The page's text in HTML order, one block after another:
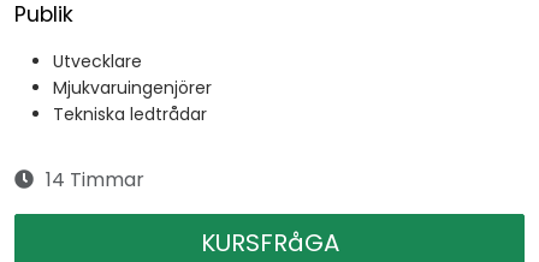
Publik
Utvecklare
Mjukvaruingenjörer
Tekniska ledtrådar
14 Timmar
KURSFRåGA